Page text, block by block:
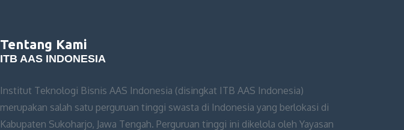
Tentang Kami
ITB AAS INDONESIA
Institut Teknologi Bisnis AAS Indonesia (disingkat ITB AAS Indonesia)
merupakan salah satu perguruan tinggi swasta di Indonesia yang berlokasi di
Kabupaten Sukoharjo, Jawa Tengah. Perguruan tinggi ini dikelola oleh Yayasan